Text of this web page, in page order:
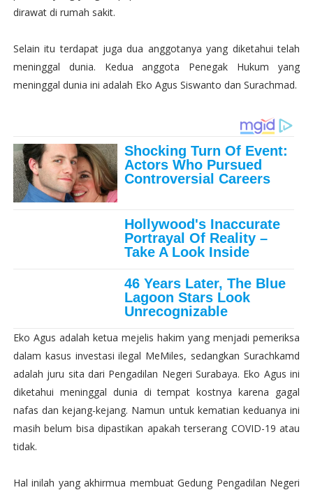
dirawat di rumah sakit.
Selain itu terdapat juga dua anggotanya yang diketahui telah
meninggal dunia. Kedua anggota Penegak Hukum yang
meninggal dunia ini adalah Eko Agus Siswanto dan Surachmad.
Eko Agus adalah ketua mejelis hakim yang menjadi pemeriksa
dalam kasus investasi ilegal MeMiles, sedangkan Surachkamd
adalah juru sita dari Pengadilan Negeri Surabaya. Eko Agus ini
diketahui meninggal dunia di tempat kostnya karena gagal
nafas dan kejang-kejang. Namun untuk kematian keduanya ini
masih belum bisa dipastikan apakah terserang COVID-19 atau
tidak.
Hal inilah yang akhirmua membuat Gedung Pengadilan Negeri